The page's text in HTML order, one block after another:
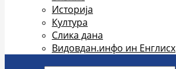
Историја
Култура
Слика дана
Видовдан.инфо ин Енглисх